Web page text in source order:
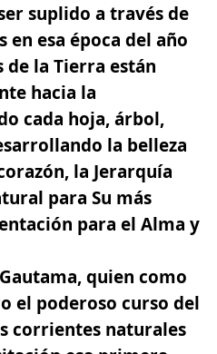
suplido a través de
en esa época del año
la Tierra están
hacia la
cada hoja, árbol,
la belleza
la Jerarquía
para Su más
para el Alma y
quien como
el poderoso curso del
corrientes naturales